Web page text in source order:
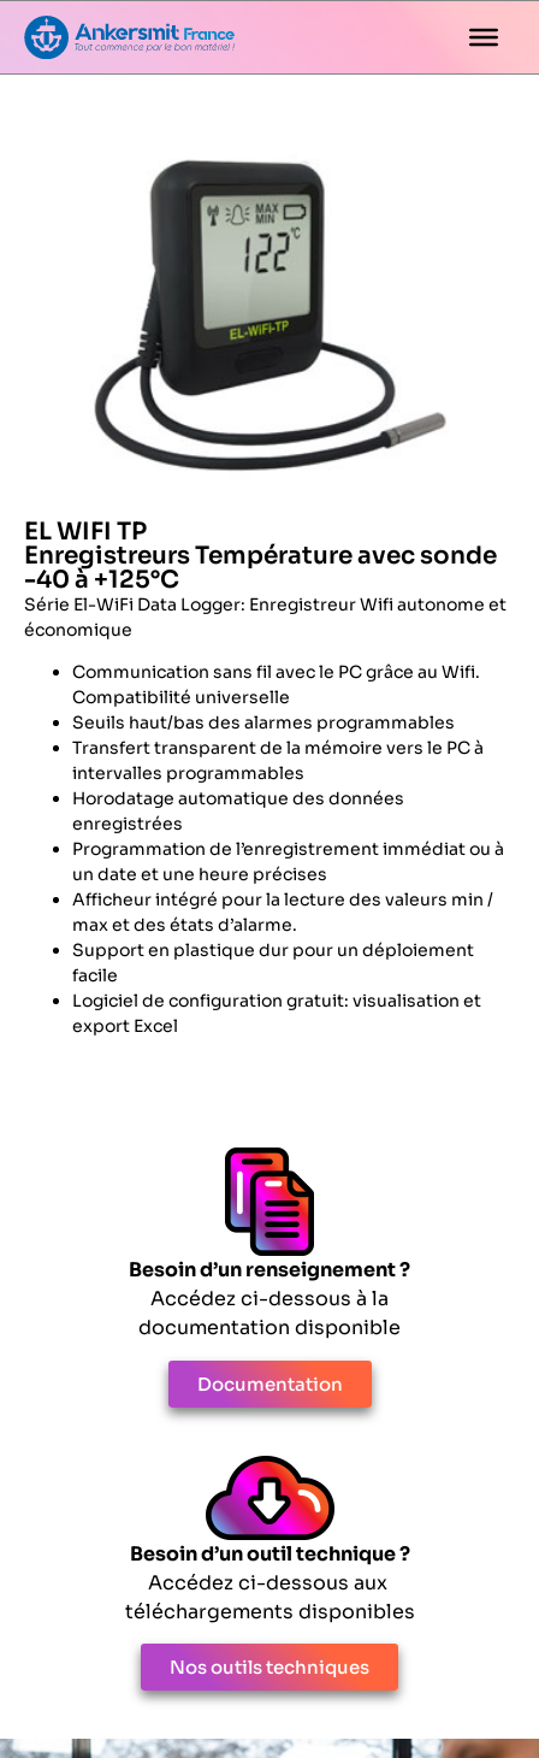
EL WIFI TP
Enregistreurs Température avec sonde
-40 à +125°C
Série El-WiFi Data Logger: Enregistreur Wifi autonome et
économique
Communication sans fil avec le PC grâce au Wifi.
Compatibilité universelle
Seuils haut/bas des alarmes programmables
Transfert transparent de la mémoire vers le PC à
intervalles programmables
Horodatage automatique des données
enregistrées
Programmation de l’enregistrement immédiat ou à
un date et une heure précises
Afficheur intégré pour la lecture des valeurs min /
max et des états d’alarme.
Support en plastique dur pour un déploiement
facile
Logiciel de configuration gratuit: visualisation et
export Excel
Besoin d’un renseignement ?
Accédez ci-dessous à la
documentation disponible
Documentation
Besoin d’un outil technique ?
Accédez ci-dessous aux
téléchargements disponibles
Nos outils techniques